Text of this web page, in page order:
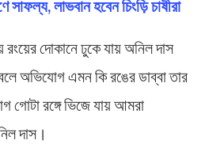
সাফল্য, লাভবান হবেন চিংড়ি চাষীরা
রংয়ের দোকানে ঢুকে যায় অনিল দাস
অভিযোগ এমন কি রঙের ডাব্বা তার
গোটা রঙ্গে ভিজে যায় আমরা
দাস।